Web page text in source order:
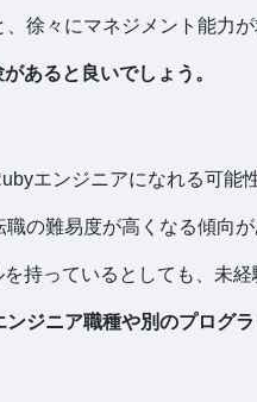
徐々にマネジメント能力
あると良いでしょう。
エンジニアになれる可能
の難易度が高くなる傾向が
持っているとしても、未
ジニア職種や別のプログ